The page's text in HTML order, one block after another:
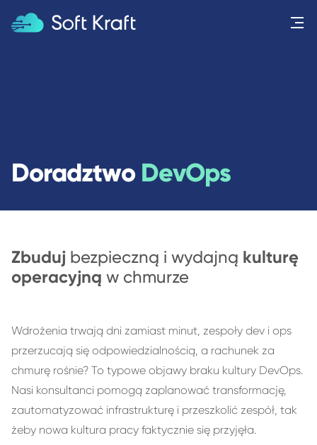
Doradztwo DevOps
Zbuduj bezpieczną i wydajną kulturę
operacyjną w chmurze
Wdrożenia trwają dni zamiast minut, zespoły dev i ops
przerzucają się odpowiedzialnością, a rachunek za
chmurę rośnie? To typowe objawy braku kultury DevOps.
Nasi konsultanci pomogą zaplanować transformację,
zautomatyzować infrastrukturę i przeszkolić zespół, tak
żeby nowa kultura pracy faktycznie się przyjęła.